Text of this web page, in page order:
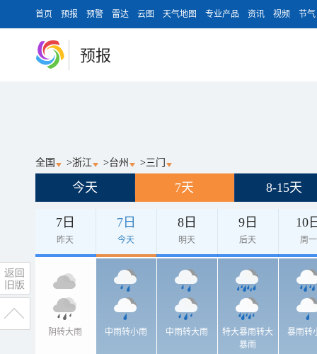
首页 预报 预警 雷达 云图 天气地图 专业产品 资讯 视频 节气
预报
全国 >浙江 >台州 >三门
今天 7天 8-15天
7日
昨天
7日
今天
8日
明天
9日
后天
10
周一
阴转大雨 中雨转小雨 中雨转大雨
特大暴雨转大
暴雨
暴雨转